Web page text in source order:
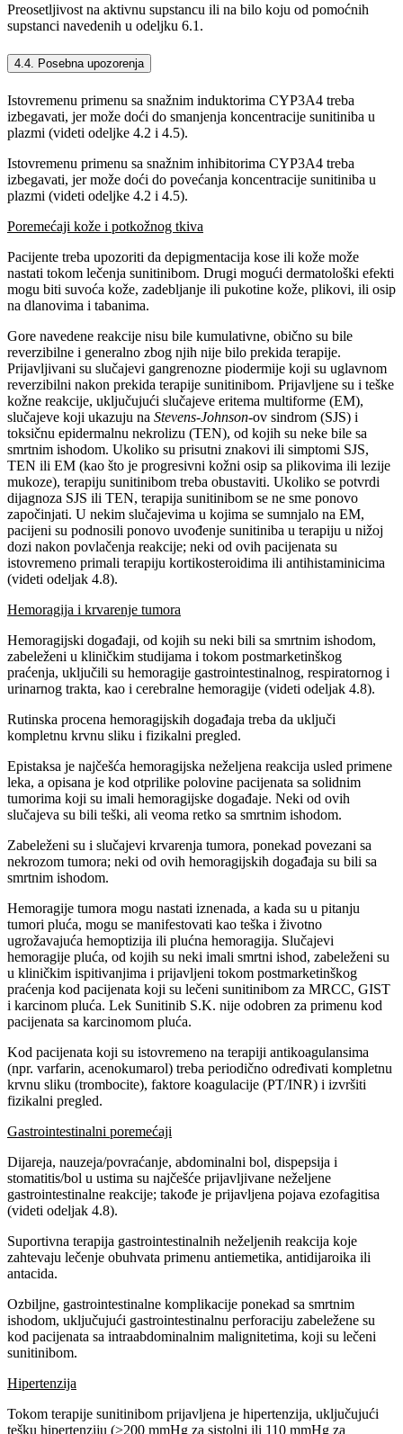
Preosetljivost na aktivnu supstancu ili na bilo koju od pomoćnih
supstanci navedenih u odeljku 6.1.
4.4. Posebna upozorenja
Istovremenu primenu sa snažnim induktorima CYP3A4 treba
izbegavati, jer može doći do smanjenja koncentracije sunitiniba u
plazmi (videti odeljke 4.2 i 4.5).
Istovremenu primenu sa snažnim inhibitorima CYP3A4 treba
izbegavati, jer može doći do povećanja koncentracije sunitiniba u
plazmi (videti odeljke 4.2 i 4.5).
Poremećaji kože i potkožnog tkiva
Pacijente treba upozoriti da depigmentacija kose ili kože može
nastati tokom lečenja sunitinibom. Drugi mogući dermatološki efekti
mogu biti suvoća kože, zadebljanje ili pukotine kože, plikovi, ili osip
na dlanovima i tabanima.
Gore navedene reakcije nisu bile kumulativne, obično su bile
reverzibilne i generalno zbog njih nije bilo prekida terapije.
Prijavljivani su slučajevi gangrenozne piodermije koji su uglavnom
reverzibilni nakon prekida terapije sunitinibom. Prijavljene su i teške
kožne reakcije, uključujući slučajeve eritema multiforme (EM),
slučajeve koji ukazuju na Stevens-Johnson-ov sindrom (SJS) i
toksičnu epidermalnu nekrolizu (TEN), od kojih su neke bile sa
smrtnim ishodom. Ukoliko su prisutni znakovi ili simptomi SJS,
TEN ili EM (kao što je progresivni kožni osip sa plikovima ili lezije
mukoze), terapiju sunitinibom treba obustaviti. Ukoliko se potvrdi
dijagnoza SJS ili TEN, terapija sunitinibom se ne sme ponovo
započinjati. U nekim slučajevima u kojima se sumnjalo na EM,
pacijeni su podnosili ponovo uvođenje sunitiniba u terapiju u nižoj
dozi nakon povlačenja reakcije; neki od ovih pacijenata su
istovremeno primali terapiju kortikosteroidima ili antihistaminicima
(videti odeljak 4.8).
Hemoragija i krvarenje tumora
Hemoragijski događaji, od kojih su neki bili sa smrtnim ishodom,
zabeleženi u kliničkim studijama i tokom postmarketinškog
praćenja, uključili su hemoragije gastrointestinalnog, respiratornog i
urinarnog trakta, kao i cerebralne hemoragije (videti odeljak 4.8).
Rutinska procena hemoragijskih događaja treba da uključi
kompletnu krvnu sliku i fizikalni pregled.
Epistaksa je najčešća hemoragijska neželjena reakcija usled primene
leka, a opisana je kod otprilike polovine pacijenata sa solidnim
tumorima koji su imali hemoragijske događaje. Neki od ovih
slučajeva su bili teški, ali veoma retko sa smrtnim ishodom.
Zabeleženi su i slučajevi krvarenja tumora, ponekad povezani sa
nekrozom tumora; neki od ovih hemoragijskih događaja su bili sa
smrtnim ishodom.
Hemoragije tumora mogu nastati iznenada, a kada su u pitanju
tumori pluća, mogu se manifestovati kao teška i životno
ugrožavajuća hemoptizija ili plućna hemoragija. Slučajevi
hemoragije pluća, od kojih su neki imali smrtni ishod, zabeleženi su
u kliničkim ispitivanjima i prijavljeni tokom postmarketinškog
praćenja kod pacijenata koji su lečeni sunitinibom za MRCC, GIST
i karcinom pluća. Lek Sunitinib S.K. nije odobren za primenu kod
pacijenata sa karcinomom pluća.
Kod pacijenata koji su istovremeno na terapiji antikoagulansima
(npr. varfarin, acenokumarol) treba periodično određivati kompletnu
krvnu sliku (trombocite), faktore koagulacije (PT/INR) i izvršiti
fizikalni pregled.
Gastrointestinalni poremećaji
Dijareja, nauzeja/povraćanje, abdominalni bol, dispepsija i
stomatitis/bol u ustima su najčešće prijavljivane neželjene
gastrointestinalne reakcije; takođe je prijavljena pojava ezofagitisa
(videti odeljak 4.8).
Suportivna terapija gastrointestinalnih neželjenih reakcija koje
zahtevaju lečenje obuhvata primenu antiemetika, antidijaroika ili
antacida.
Ozbiljne, gastrointestinalne komplikacije ponekad sa smrtnim
ishodom, uključujući gastrointestinalnu perforaciju zabeležene su
kod pacijenata sa intraabdominalnim malignitetima, koji su lečeni
sunitinibom.
Hipertenzija
Tokom terapije sunitinibom prijavljena je hipertenzija, uključujući
tešku hipertenziju (>200 mmHg za sistolni ili 110 mmHg za